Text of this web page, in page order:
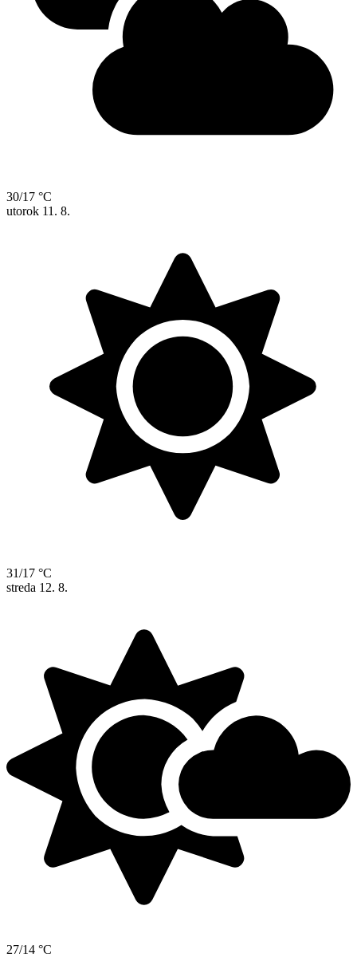
30/17 °C
utorok 11. 8.
31/17 °C
streda 12. 8.
27/14 °C